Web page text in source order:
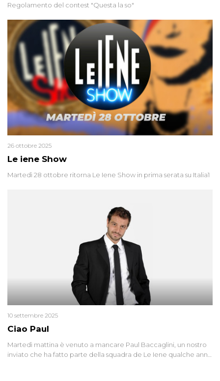
Regolamento del contest "Questa la so"
Le iene Show
26 ottobre 2025
Martedì 28 ottobre ritorna Le Iene Show in prima serata su Italia1
Ciao Paul
10 settembre 2025
Martedì mattina è venuto a mancare Paul Baccaglini, un nostro
inviato che ha fatto parte della squadra de Le Iene qualche anno